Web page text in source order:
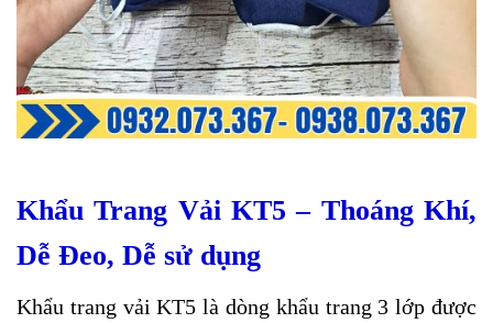
Khẩu Trang Vải KT5 – Thoáng Khí,
Dễ Đeo, Dễ sử dụng
Khẩu trang vải KT5 là dòng khẩu trang 3 lớp được